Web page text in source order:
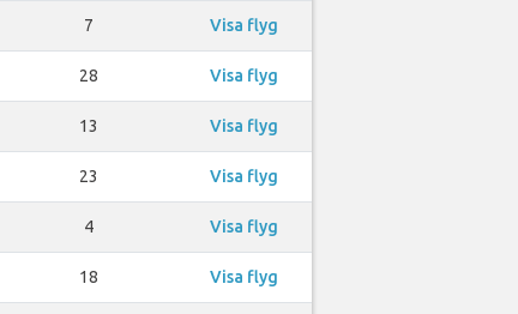
7 Visa flyg
28 Visa flyg
13 Visa flyg
23 Visa flyg
4 Visa flyg
18 Visa flyg